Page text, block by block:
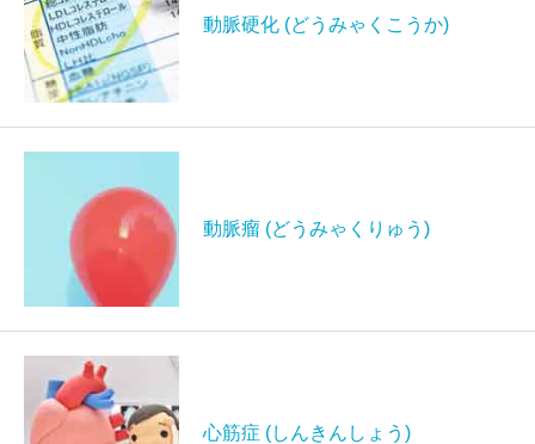
動脈硬化 (どうみゃくこうか)
動脈瘤 (どうみゃくりゅう)
心筋症 (しんきんしょう)